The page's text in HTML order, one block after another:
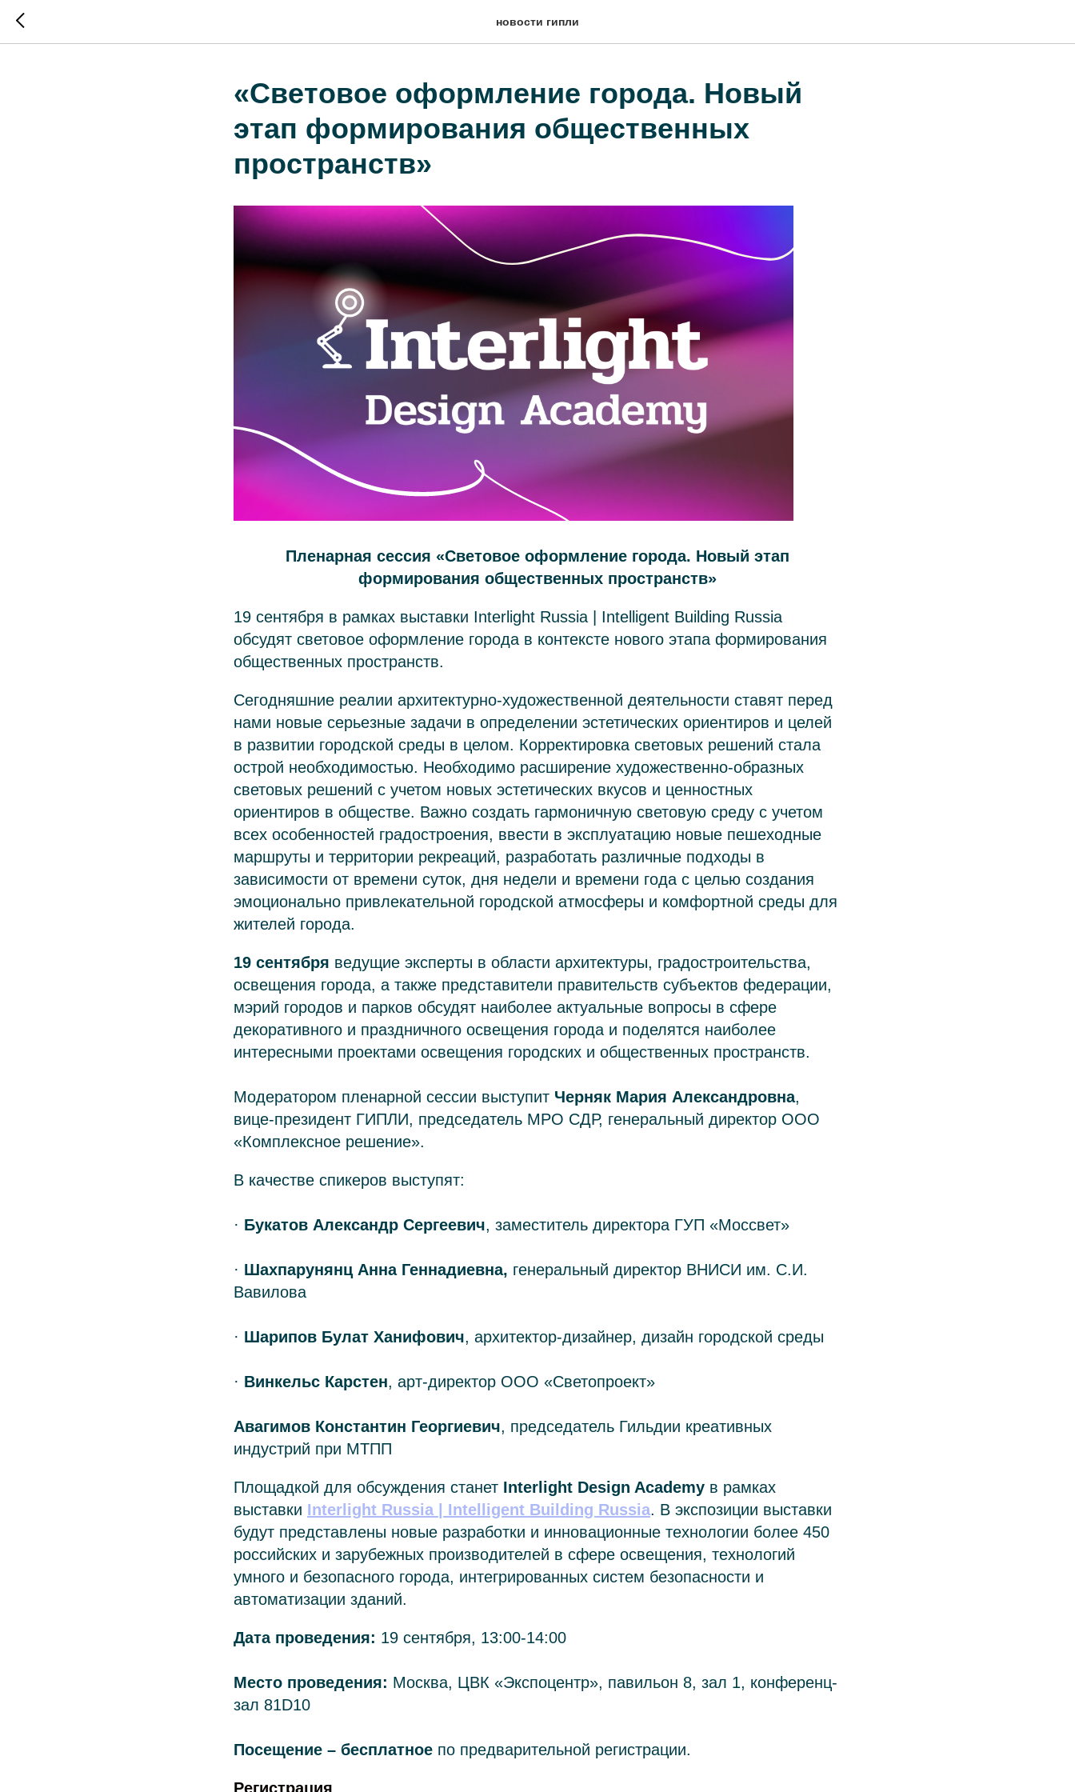
новости гипли
«Световое оформление города. Новый
этап формирования общественных
пространств»
Пленарная сессия «Световое оформление города. Новый этап
формирования общественных пространств»
19 сентября в рамках выставки Interlight Russia | Intelligent Building Russia
обсудят световое оформление города в контексте нового этапа формирования
общественных пространств.
Сегодняшние реалии архитектурно-художественной деятельности ставят перед
нами новые серьезные задачи в определении эстетических ориентиров и целей
в развитии городской среды в целом. Корректировка световых решений стала
острой необходимостью. Необходимо расширение художественно-образных
световых решений с учетом новых эстетических вкусов и ценностных
ориентиров в обществе. Важно создать гармоничную световую среду с учетом
всех особенностей градостроения, ввести в эксплуатацию новые пешеходные
маршруты и территории рекреаций, разработать различные подходы в
зависимости от времени суток, дня недели и времени года с целью создания
эмоционально привлекательной городской атмосферы и комфортной среды для
жителей города.
19 сентября ведущие эксперты в области архитектуры, градостроительства,
освещения города, а также представители правительств субъектов федерации,
мэрий городов и парков обсудят наиболее актуальные вопросы в сфере
декоративного и праздничного освещения города и поделятся наиболее
интересными проектами освещения городских и общественных пространств.
Модератором пленарной сессии выступит Черняк Мария Александровна,
вице-президент ГИПЛИ, председатель МРО СДР, генеральный директор ООО
«Комплексное решение».
В качестве спикеров выступят:
· Букатов Александр Сергеевич, заместитель директора ГУП «Моссвет»
· Шахпарунянц Анна Геннадиевна, генеральный директор ВНИСИ им. С.И.
Вавилова
· Шарипов Булат Ханифович, архитектор-дизайнер, дизайн городской среды
· Винкельс Карстен, арт-директор ООО «Светопроект»
Авагимов Константин Георгиевич, председатель Гильдии креативных
индустрий при МТПП
Площадкой для обсуждения станет Interlight Design Academy в рамках
выставки Interlight Russia | Intelligent Building Russia. В экспозиции выставки
будут представлены новые разработки и инновационные технологии более 450
российских и зарубежных производителей в сфере освещения, технологий
умного и безопасного города, интегрированных систем безопасности и
автоматизации зданий.
Дата проведения: 19 сентября, 13:00-14:00
Место проведения: Москва, ЦВК «Экспоцентр», павильон 8, зал 1, конференц-
зал 81D10
Посещение – бесплатное по предварительной регистрации.
Регистрация